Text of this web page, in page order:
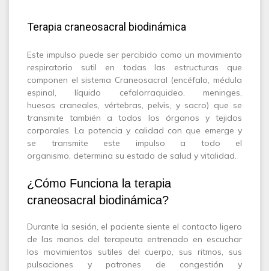
Terapia craneosacral biodinámica
Este impulso puede ser percibido como un movimiento
respiratorio sutil en todas las estructuras que
componen el sistema Craneosacral (encéfalo, médula
espinal, líquido cefalorraquideo, meninges,
huesos craneales, vértebras, pelvis, y sacro) que se
transmite también a todos los órganos y tejidos
corporales. La potencia y calidad con que emerge y
se transmite este impulso a todo el
organismo, determina su estado de salud y vitalidad.
¿Cómo Funciona la terapia
craneosacral biodinámica?
Durante la sesión, el paciente siente el contacto ligero
de las manos del terapeuta entrenado en escuchar
los movimientos sutiles del cuerpo, sus ritmos, sus
pulsaciones y patrones de congestión y